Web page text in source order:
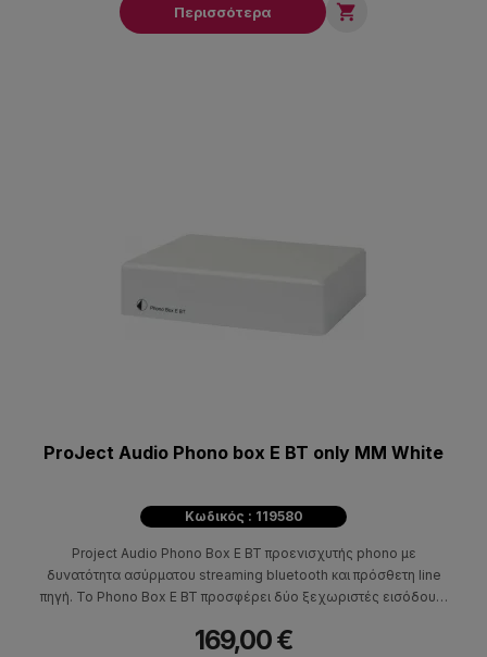
Περισσότερα 
ProJect Audio Phono box E BT only MM White
Κωδικός : 119580
Project Audio Phono Box E BT προενισχυτής phono με
δυνατότητα ασύρματου streaming bluetooth και πρόσθετη line
πηγή. Το Phono Box E BT προσφέρει δύο ξεχωριστές εισόδους,
εξόδους. Μπορεί να χρησιμοποιηθεί ως συνηθισμένο phono
169,00 €